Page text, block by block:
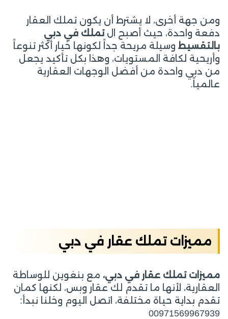
ومن جهة أخرى، لا يشترط أن يكون تملك العقار
دفعة واحدة، حيث أصبح ال تملك في دبي
بالتقسيط وسيلة مريحة جداً لكونها خيار أكثر تنوعاً
وأريحية لكافة المستويات، وهذا بكل تأكيد يجعل
من دبي واحدة من أفضل الوجهات العقارية
عالمياً.
مميزات تملك عقار في دبي
مميزات تملك عقار في دبي، مع بنغوين للوساطة
العقارية، لأنها ما تقدم لك عقار وبس، لكنها كمان
تقدم بداية حياة مختلفة، اتصل اليوم وخلنا نبدأ:
00971569967939